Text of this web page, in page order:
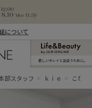
について
新しいキレイと出合うために。
部スタッフ ｋｉｅ こな